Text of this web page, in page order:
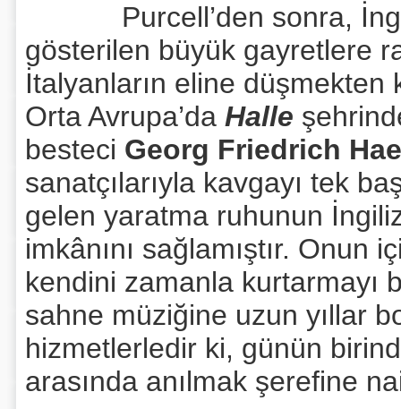
Purcell’den sonra, İngiliz
gösterilen büyük gayretlere
İtalyanların eline
Orta Avrupa’da Halle
besteci Georg Friedrich
sanatçılarıyla kavgayı tek
gelen yaratma ruhunun
imkânını sağlamıştır. Onun
kendini zamanla kurtarmayı
sahne müziğine uzun yıllar
hizmetlerledir ki, günün
arasında anılmak şerefine